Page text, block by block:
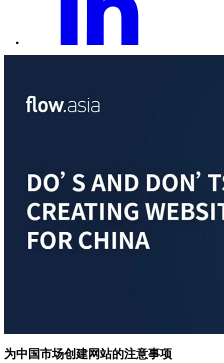
为中国市场创建网站的注意事项